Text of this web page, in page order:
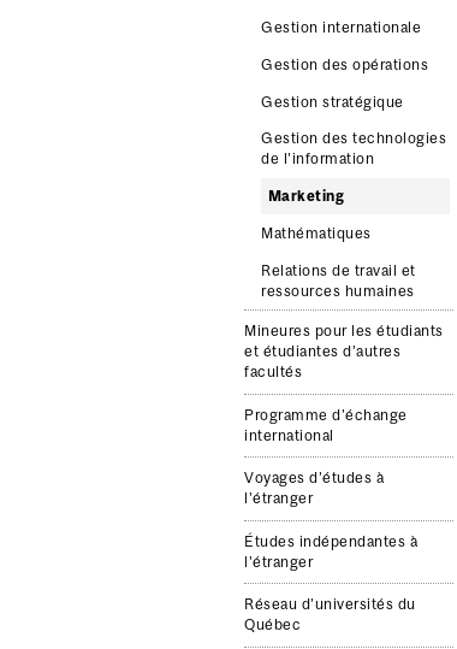
Gestion internationale
Gestion des opérations
Gestion stratégique
Gestion des technologies
de l’information
Marketing
Mathématiques
Relations de travail et
ressources humaines
Mineures pour les étudiants
et étudiantes d’autres
facultés
Programme d’échange
international
Voyages d’études à
l’étranger
Études indépendantes à
l’étranger
Réseau d’universités du
Québec